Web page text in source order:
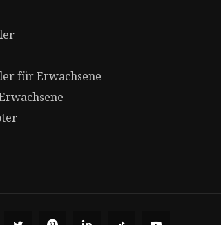
für Erwachsene